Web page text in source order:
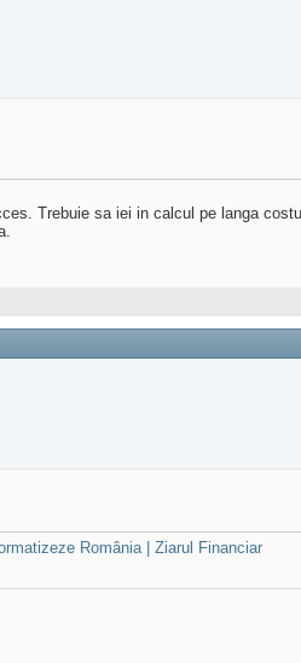
Trebuie sa iei in calcul pe langa
România | Ziarul Financiar